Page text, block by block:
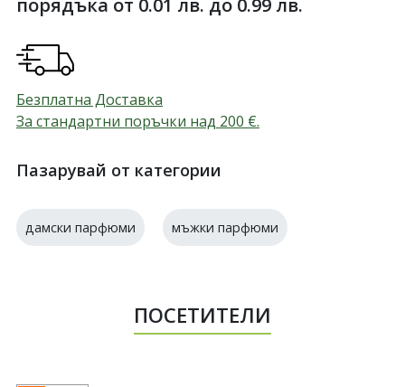
порядъка от 0.01 лв. до 0.99 лв.
Безплатна Доставка
За стандартни поръчки над 200 €.
Пазарувай от категории
дамски парфюми мъжки парфюми
ПОСЕТИТЕЛИ